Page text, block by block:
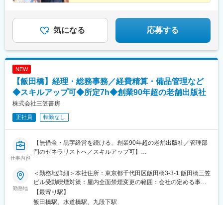
気になる 応募する
NEW
【飯田橋】経理・総務事務／経費精算・備品管理など
◆スキルアップ可◆所定7h◆創業90年超の老舗出版社
株式会社三笠書房
正社員 転勤なし
仕事内容
【無借金・黒字経営を続ける、創業90年超の老舗出版社／管理部
門のゼネラリストへ／スキルアップ可】
管理部門のメンバーとして、総務・経理業務を中心にバックオフ
ィスを広く担当いただきます。社内のさまざまな部署と関わりな
がら、会社運営を支える重要なポジションです
勤務地
＜勤務地詳細＞本社住所：東京都千代田区飯田橋3-3-1 飯田橋三笠
ビル受動喫煙対策：屋内全面禁煙変更の範囲：会社の定める事業
所【最寄り駅】
飯田橋駅、水道橋駅、九段下駅